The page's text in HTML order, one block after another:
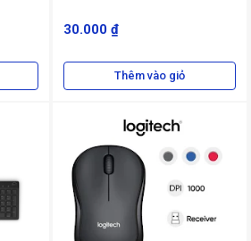
30.000 ₫
Thêm vào giỏ